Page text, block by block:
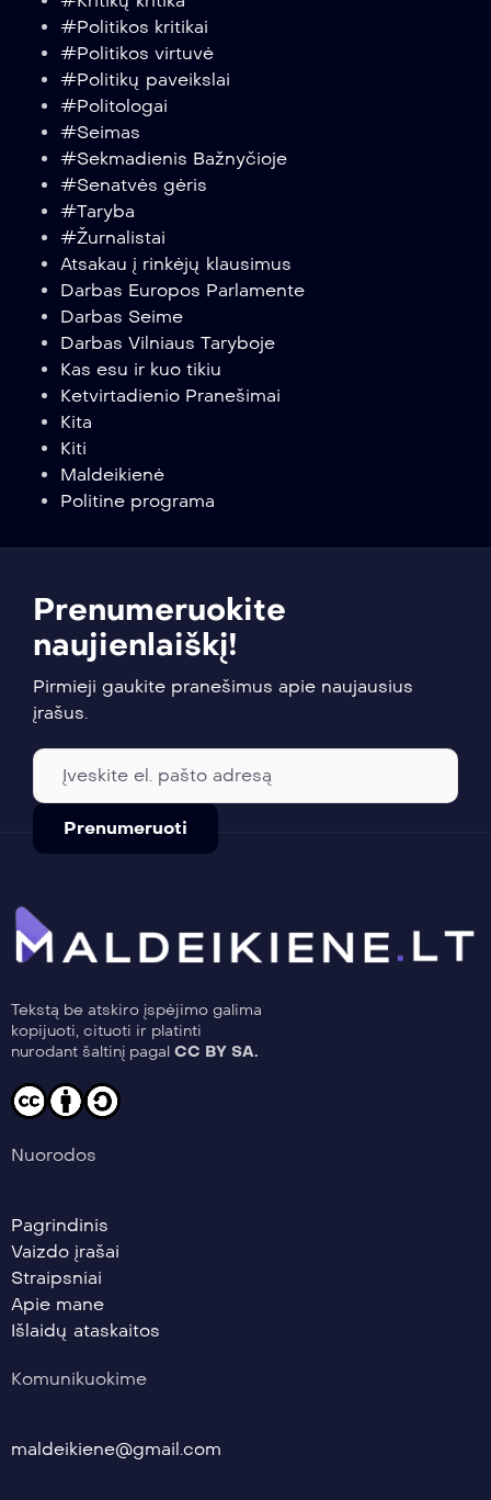
#Politikos kritikai
#Politikos virtuvė
#Politikų paveikslai
#Politologai
#Seimas
#Sekmadienis Bažnyčioje
#Senatvės gėris
#Taryba
#Žurnalistai
Atsakau į rinkėjų klausimus
Darbas Europos Parlamente
Darbas Seime
Darbas Vilniaus Taryboje
Kas esu ir kuo tikiu
Ketvirtadienio Pranešimai
Kita
Kiti
Maldeikienė
Politine programa
Prenumeruokite
naujienlaiškį!
Pirmieji gaukite pranešimus apie naujausius
įrašus.
Tekstą be atskiro įspėjimo galima
kopijuoti, cituoti ir platinti
nurodant šaltinį pagal CC BY SA.
Nuorodos
Pagrindinis
Vaizdo įrašai
Straipsniai
Apie mane
Išlaidų ataskaitos
Komunikuokime
maldeikiene@gmail.com